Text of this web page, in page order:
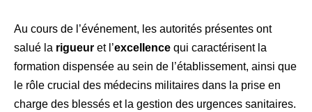
Au cours de l’événement, les autorités présentes ont
salué la rigueur et l’excellence qui caractérisent la
formation dispensée au sein de l’établissement, ainsi que
le rôle crucial des médecins militaires dans la prise en
charge des blessés et la gestion des urgences sanitaires.